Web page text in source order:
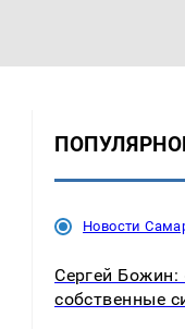
Новости
Сергей Божин:
собственные